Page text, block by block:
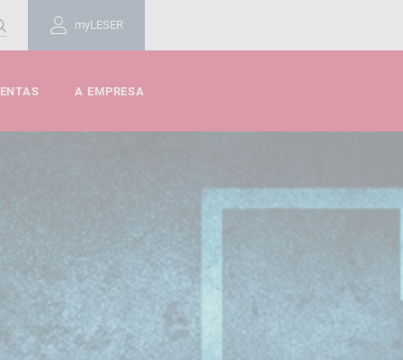
myLESER
A EMPRESA